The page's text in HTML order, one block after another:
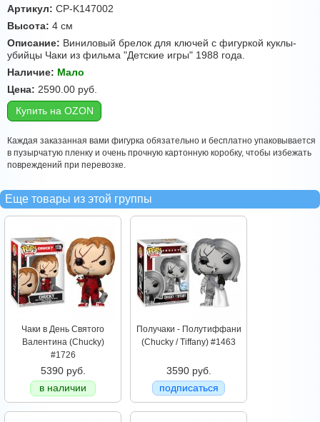
Артикул: CP-K147002
Высота: 4 см
Описание: Виниловый брелок для ключей с фигуркой куклы-
убийцы Чаки из фильма "Детские игры" 1988 года.
Наличие: Мало
Цена: 2590.00 руб.
Купить на OZON
Каждая заказанная вами фигурка обязательно и бесплатно упаковывается
в пузырчатую пленку и очень прочную картонную коробку, чтобы избежать
повреждений при перевозке.
Еще товары из этой группы
Чаки в День Святого
Валентина (Chucky)
#1726
5390 руб.
в наличии
Получаки - Полутиффани
(Chucky / Tiffany) #1463
3590 руб.
подписаться